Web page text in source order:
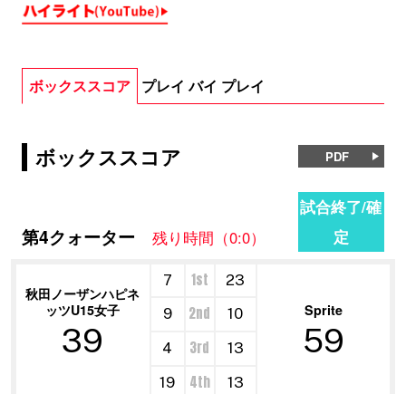
ボックススコア プレイ バイ プレイ
ボックススコア PDF
第4クォーター 残り時間（0:0）
試合終了/確
定
秋田ノーザンハピネ
ッツU15女子
39
7 1st
23
Sprite
59
9 2nd
10
4
3rd
13
19
4th 13